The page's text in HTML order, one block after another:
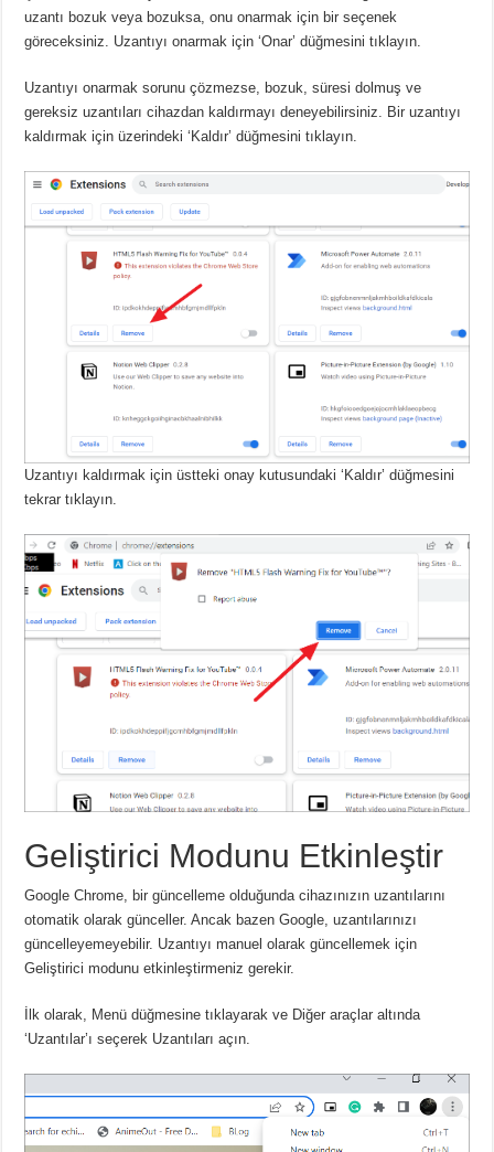
uzantı bozuk veya bozuksa, onu onarmak için bir seçenek
göreceksiniz. Uzantıyı onarmak için ‘Onar’ düğmesini tıklayın.
Uzantıyı onarmak sorunu çözmezse, bozuk, süresi dolmuş ve
gereksiz uzantıları cihazdan kaldırmayı deneyebilirsiniz.
Bir uzantıyı
kaldırmak için üzerindeki ‘Kaldır’ düğmesini tıklayın.
Uzantıyı kaldırmak için üstteki onay kutusundaki ‘Kaldır’ düğmesini
tekrar tıklayın.
Geliştirici Modunu Etkinleştir
Google Chrome, bir güncelleme olduğunda cihazınızın uzantılarını
otomatik olarak günceller.Ancak bazen Google, uzantılarınızı
güncelleyemeyebilir. Uzantıyı manuel olarak güncellemek için
Geliştirici modunu etkinleştirmeniz gerekir.
İlk olarak, Menü düğmesine tıklayarak ve Diğer araçlar altında
‘Uzantılar’ı seçerek Uzantıları açın.